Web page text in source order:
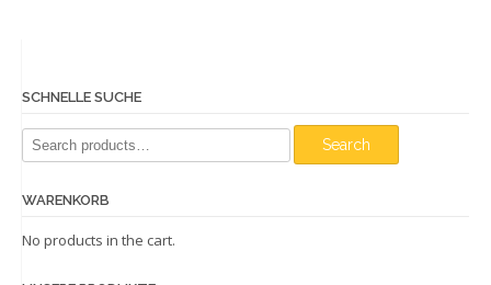
SCHNELLE SUCHE
Search
for:
Search
WARENKORB
No products in the cart.